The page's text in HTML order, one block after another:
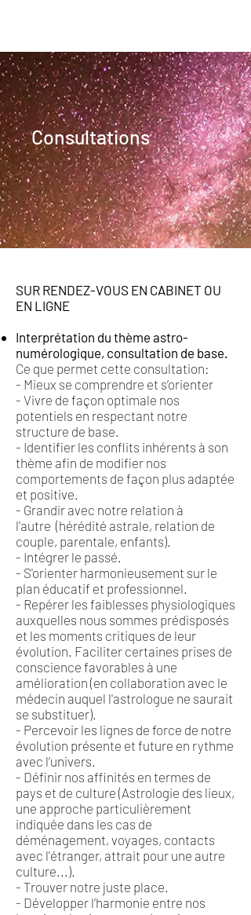
Consultations
SUR RENDEZ-VOUS EN CABINET OU
EN LIGNE
Interprétation du thème astro-
numérologique, consultation de base.
Ce que permet cette consultation:
- Mieux se comprendre et s’orienter
- Vivre de façon optimale nos
potentiels en respectant notre
structure de base.
- Identifier les conflits inhérents à son
thème afin de modifier nos
comportements de façon plus adaptée
et positive.
- Grandir avec notre relation à
l'autre (hérédité astrale, relation de
couple, parentale, enfants).
- Intégrer le passé.
- S'orienter harmonieusement sur le
plan éducatif et professionnel.
- Repérer les faiblesses physiologiques
auxquelles nous sommes prédisposés
et les moments critiques de leur
évolution. Faciliter certaines prises de
conscience favorables à une
amélioration (en collaboration avec le
médecin auquel l'astrologue ne saurait
se substituer).
- Percevoir les lignes de force de notre
évolution présente et future en rythme
avec l’univers.
- Définir nos affinités en termes de
pays et de culture (Astrologie des lieux,
une approche particulièrement
indiquée dans les cas de
déménagement, voyages, contacts
avec l'étranger, attrait pour une autre
culture...).
- Trouver notre juste place.
- Développer l’harmonie entre nos